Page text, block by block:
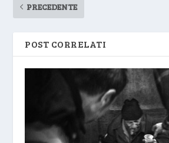
PRECEDENTE
POST CORRELATI